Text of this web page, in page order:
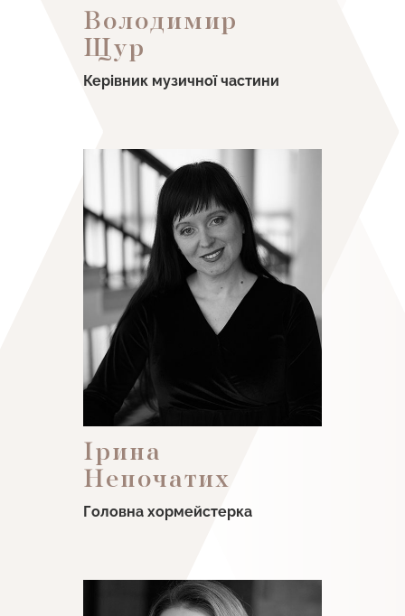
Володимир
Щур
Керівник музичної частини
Ірина
Непочатих
Головна хормейстерка